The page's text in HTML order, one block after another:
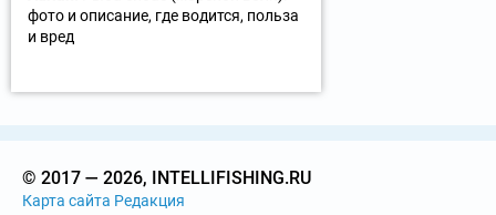
фото и описание, где водится, польза
и вред
© 2017 — 2026, INTELLIFISHING.RU
Карта сайта Редакция